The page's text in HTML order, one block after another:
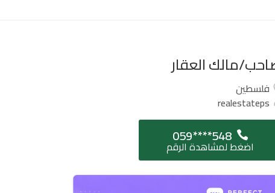
مالك العقار
فلسطين
realestateps
059****548
اضغط لمشاهدة الرقم